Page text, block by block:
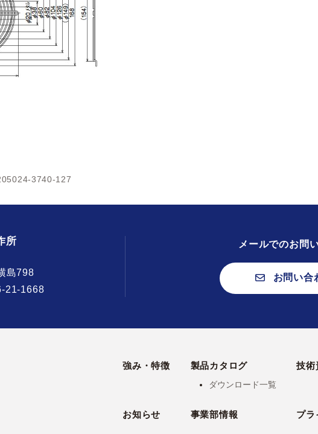
3740-127
メールでのお問
お問い合
所
島798
21-1668
強み・特徴 製品カタログ
ダウンロード一覧
技術
お知らせ 事業部情報 プラ